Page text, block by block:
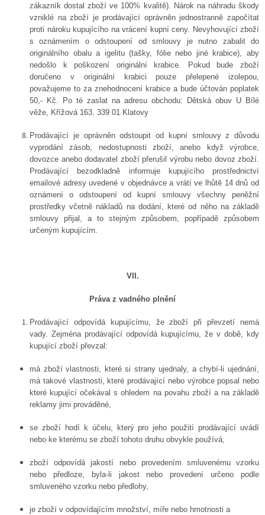
zákazník dostal zboží ve 100% kvalitě). Nárok na náhradu škody
vzniklé na zboží je prodávající oprávněn jednostranně započítat
proti nároku kupujícího na vrácení kupní ceny. Nevyhovující zboží
s oznámením o odstoupení od smlouvy je nutno zabalit do
originálního obalu a igelitu (tašky, fólie nebo jiné krabice), aby
nedošlo k poškození originální krabice. Pokud bude zboží
doručeno v originální krabici pouze přelepené izolepou,
považujeme to za znehodnocení krabice a bude účtován poplatek
50,- Kč. Po té zaslat na adresu obchodu: Dětská obuv U Bílé
věže, Křížová 163, 339 01 Klatovy
Prodávající je oprávněn odstoupit od kupní smlouvy z důvodu
vyprodání zásob, nedostupnosti zboží, anebo když výrobce,
dovozce anebo dodavatel zboží přerušil výrobu nebo dovoz zboží.
Prodávající bezodkladně informuje kupujícího prostřednictví
emailové adresy uvedené v objednávce a vrátí ve lhůtě 14 dnů od
oznámení o odstoupení od kupní smlouvy všechny peněžní
prostředky včetně nákladů na dodání, které od něho na základě
smlouvy přijal, a to stejným způsobem, popřípadě způsobem
určeným kupujícím.
VII.
Práva z vadného plnění
Prodávající odpovídá kupujícímu, že zboží při převzetí nemá
vady. Zejména prodávající odpovídá kupujícímu, že v době, kdy
kupující zboží převzal:
má zboží vlastnosti, které si strany ujednaly, a chybí-li ujednání,
má takové vlastnosti, které prodávající nebo výrobce popsal nebo
které kupující očekával s ohledem na povahu zboží a na základě
reklamy jimi prováděné,
se zboží hodí k účelu, který pro jeho použití prodávající uvádí
nebo ke kterému se zboží tohoto druhu obvykle používá,
zboží odpovídá jakostí nebo provedením smluvenému vzorku
nebo předloze, byla-li jakost nebo provedení určeno podle
smluveného vzorku nebo předlohy,
je zboží v odpovídajícím množství, míře nebo hmotnosti a